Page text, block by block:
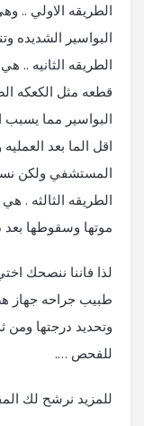
الطريقه الاولي ..
البواسير الشديده
الطريقه الثانيه ..
قطعه مثل الكعكه
البواسير مما يسبب
اقل الما بعد
المستشفي ولكن
الطريقه الثالثه .
موتها وسقوطها بعد
لذا فاننا ننصحك
طبيب جراحه جهاز
وتحديد درجتها ومن
للفحص ….
للمزيد نرشح لك